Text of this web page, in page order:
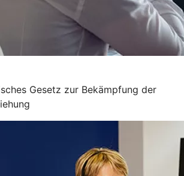
Gesetz zur Bekämpfung der